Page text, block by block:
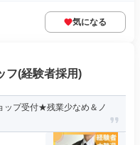
気になる
フ(経験者採用)
ップ受付★残業少なめ＆ノ